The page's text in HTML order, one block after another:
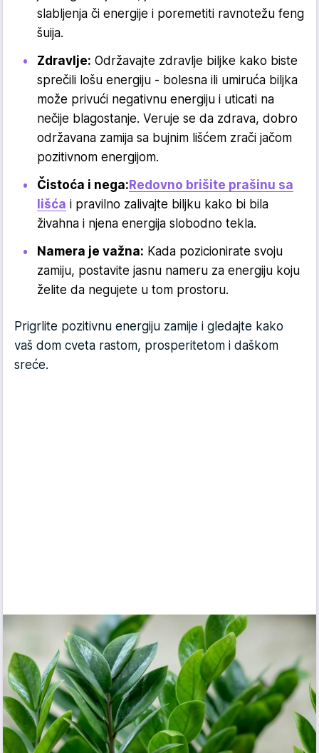
slabljenja či energije i poremetiti ravnotežu feng
šuija.
Zdravlje: Održavajte zdravlje biljke kako biste
sprečili lošu energiju - bolesna ili umiruća biljka
može privući negativnu energiju i uticati na
nečije blagostanje. Veruje se da zdrava, dobro
održavana zamija sa bujnim lišćem zrači jačom
pozitivnom energijom.
Čistoća i nega: Redovno brišite prašinu sa
lišća i pravilno zalivajte biljku kako bi bila
živahna i njena energija slobodno tekla.
Namera je važna: Kada pozicionirate svoju
zamiju, postavite jasnu nameru za energiju koju
želite da negujete u tom prostoru.
Prigrlite pozitivnu energiju zamije i gledajte kako
vaš dom cveta rastom, prosperitetom i daškom
sreće.